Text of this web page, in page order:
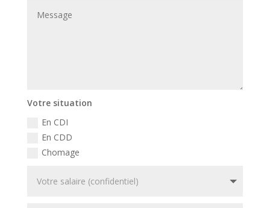
Votre situation
En CDI
En CDD
Chomage